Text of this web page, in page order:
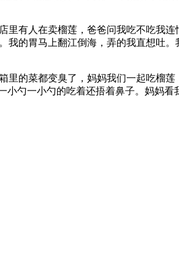
有人在卖榴莲，爸爸问我吃不吃我连
我的胃马上翻江倒海，弄的我直想吐
的菜都变臭了，妈妈我们一起吃榴莲
勺一小勺的吃着还捂着鼻子。妈妈